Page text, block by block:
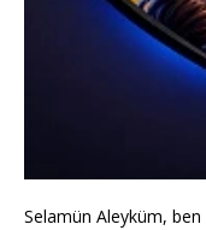
Selamün Aleyküm, ben